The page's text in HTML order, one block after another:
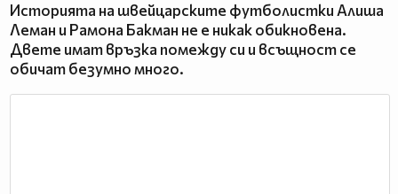
Историята на швейцарските футболистки Алиша
Леман и Рамона Бакман не е никак обикновена.
Двете имат връзка помежду си и всъщност се
обичат безумно много.